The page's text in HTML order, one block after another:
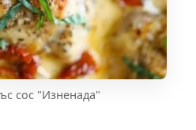
сос "Изненада"